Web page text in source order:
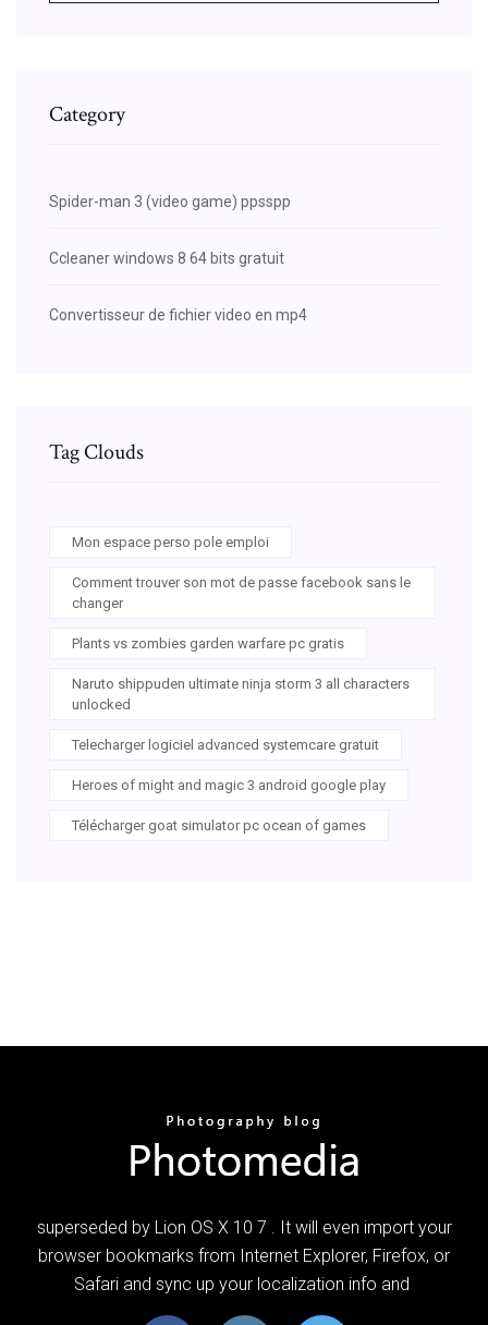
Category
Spider-man 3 (video game) ppsspp
Ccleaner windows 8 64 bits gratuit
Convertisseur de fichier video en mp4
Tag Clouds
Mon espace perso pole emploi
Comment trouver son mot de passe facebook sans le
changer
Plants vs zombies garden warfare pc gratis
Naruto shippuden ultimate ninja storm 3 all characters
unlocked
Telecharger logiciel advanced systemcare gratuit
Heroes of might and magic 3 android google play
Télécharger goat simulator pc ocean of games
superseded by Lion OS X 10 7 . It will even import your
browser bookmarks from Internet Explorer, Firefox, or
Safari and sync up your localization info and